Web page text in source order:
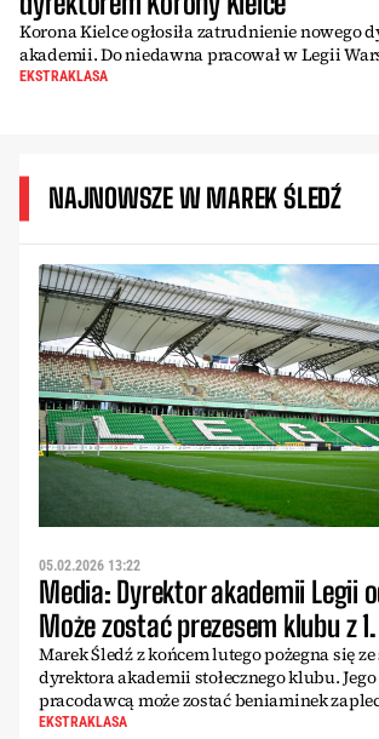
Korona Kielce ogłosiła zatrudnienie nowego
akademii. Do niedawna pracował w Legii
EKSTRAKLASA
NAJNOWSZE W MAREK ŚLEDŹ
05.02.2026 13:22
Media: Dyrektor akademii Legii
Może zostać prezesem klubu z
Marek Śledź z końcem lutego pożegna się
dyrektora akademii stołecznego klubu.
pracodawcą może zostać beniaminek
EKSTRAKLASA